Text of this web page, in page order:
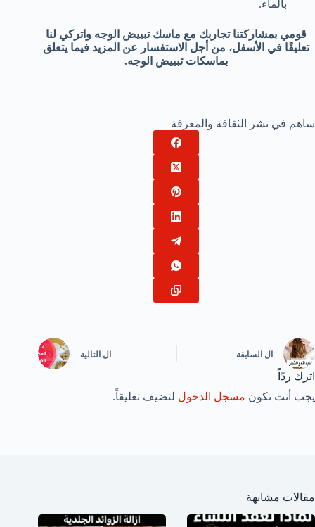
بالماء.
قومي بمشاركتنا تجاربك مع ماسك تبييض الوجه واتركي لنا
تعليقًا في الأسفل، من أجل الاستفسار عن المزيد فيما يتعلق
بماسكات تبييض الوجه.
ساهم في نشر الثقافة والمعرفة
ال السابقة ال التالية
اترك ردّاً
يجب أنت تكون مسجل الدخول لتضيف تعليقاً.
مقالات مشابهة